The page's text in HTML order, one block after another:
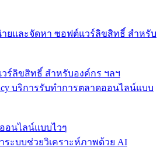
ร์ลิขสิทธิ์ สำหรับองค์กร ฯลฯ
อนไลน์แบบไวๆ